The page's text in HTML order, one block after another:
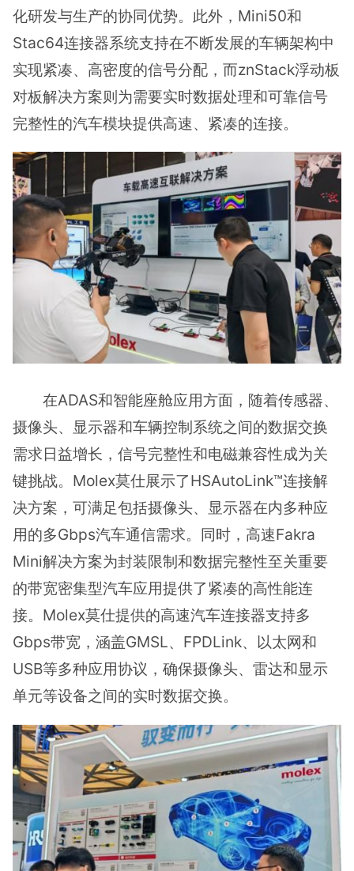
化研发与生产的协同优势。此外，Mini50和
Stac64连接器系统支持在不断发展的车辆架构中
实现紧凑、高密度的信号分配，而znStack浮动板
对板解决方案则为需要实时数据处理和可靠信号
完整性的汽车模块提供高速、紧凑的连接。
在ADAS和智能座舱应用方面，随着传感器、
摄像头、显示器和车辆控制系统之间的数据交换
需求日益增长，信号完整性和电磁兼容性成为关
键挑战。Molex莫仕展示了HSAutoLink™连接解
决方案，可满足包括摄像头、显示器在内多种应
用的多Gbps汽车通信需求。同时，高速Fakra
Mini解决方案为封装限制和数据完整性至关重要
的带宽密集型汽车应用提供了紧凑的高性能连
接。Molex莫仕提供的高速汽车连接器支持多
Gbps带宽，涵盖GMSL、FPDLink、以太网和
USB等多种应用协议，确保摄像头、雷达和显示
单元等设备之间的实时数据交换。